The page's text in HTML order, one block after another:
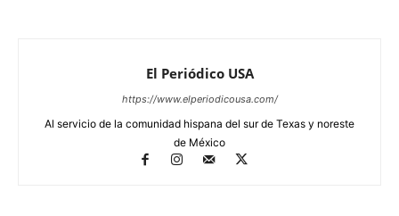
El Periódico USA
https://www.elperiodicousa.com/
Al servicio de la comunidad hispana del sur de Texas y noreste
de México